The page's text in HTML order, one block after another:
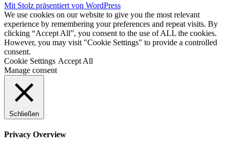
Mit Stolz präsentiert von WordPress
We use cookies on our website to give you the most relevant
experience by remembering your preferences and repeat visits. By
clicking “Accept All”, you consent to the use of ALL the cookies.
However, you may visit "Cookie Settings" to provide a controlled
consent.
Cookie Settings Accept All
Manage consent
Schließen
Privacy Overview